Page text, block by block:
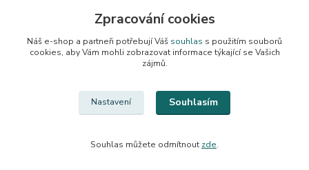
REPULSE s.r.o. | www.donaradi.cz | 2015-2026 ©
Zpracování cookies
Náš e-shop a partneři potřebují Váš souhlas s použitím souborů
cookies, aby Vám mohli zobrazovat informace týkající se Vašich
zájmů.
Nastavení Souhlasím
Souhlas můžete odmítnout zde.